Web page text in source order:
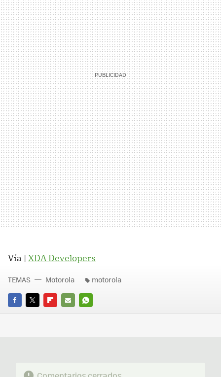
Vía | XDA Developers
FACEBOOK
TWITTERFLIPBOARD
E-
WHATSAPP
TEMAS Motorola motorola